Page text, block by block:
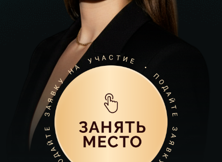
ЧТО ВНУТРИ?
В клубе вас ждёт 3 ступени обучения